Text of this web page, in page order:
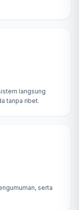
langsung
tanpa ribet.
serta